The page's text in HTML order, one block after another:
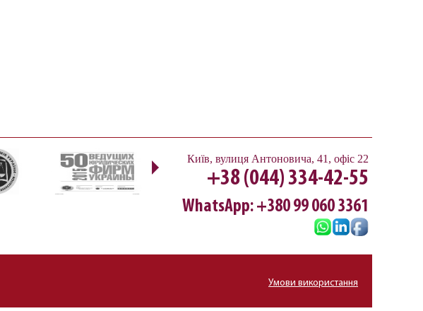
Київ, вулиця Антоновича, 41, офіс 22
+38 (044) 334-42-55
WhatsApp: +380 99 060 3361
Умови використання